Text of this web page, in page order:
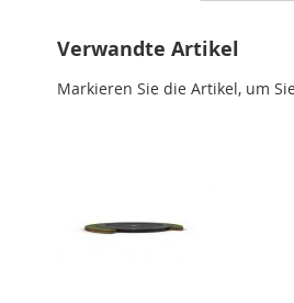
Verwandte Artikel
Markieren Sie die Artikel, um